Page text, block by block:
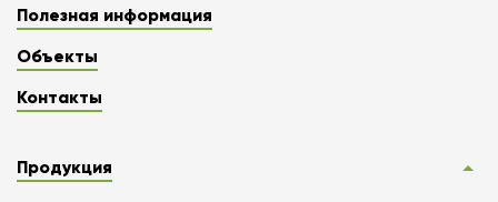
Полезная информация
Объекты
Контакты
Продукция